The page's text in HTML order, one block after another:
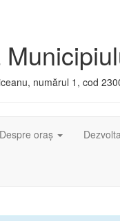
numărul 1, cod
Despre oraș